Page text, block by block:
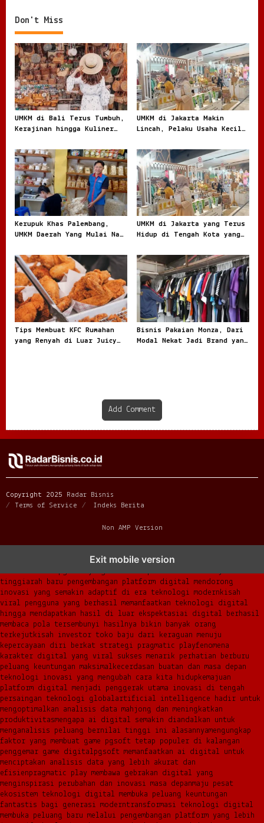
n
a
v
i
g
a
t
i
o
n
Don't Miss
UMKM di Bali Terus Tumbuh,
Kerajinan hingga Kuliner
UMKM di Jakarta Makin
Lincah, Pelaku Usaha Kecil
Besar
Kerupuk Khas Palembang,
UMKM Daerah Yang Mulai Naik
UMKM di Jakarta yang Terus
Hidup di Tengah Kota yang
Tips Membuat KFC Rumahan
yang Renyah di Luar Juicy
Bisnis Pakaian Monza, Dari
Modal Nekat Jadi Brand yang
Add Comment
Copyright 2025
Radar Bisnis
Terms of Service
Indeks Berita
Non AMP Version
Exit mobile version
dalam menghadirkan inovasi berkualitasai digital menjadi kunci
analisis data pgsoft yang lebih adaptif dan berkinerja
tinggiarah baru pengembangan platform digital mendorong
inovasi yang semakin adaptif di era teknologi modernkisah
viral pengguna yang berhasil memanfaatkan teknologi digital
hingga mendapatkan hasil di luar ekspektasiai digital berhasil
membaca pola tersembunyi hasilnya bikin banyak orang
terkejutkisah investor toko baju dari keraguan menuju
kepercayaan diri berkat strategi pragmatic playfenomena
karakter digital yang viral sukses menarik perhatian berburu
peluang keuntungan maksimalkecerdasan buatan dan masa depan
teknologi inovasi yang mengubah cara kita hidupkemajuan
platform digital menjadi penggerak utama inovasi di tengah
persaingan teknologi globalartificial intelligence hadir untuk
mengoptimalkan analisis data mahjong dan meningkatkan
produktivitasmengapa ai digital semakin diandalkan untuk
menganalisis peluang bernilai tinggi ini alasannyamengungkap
faktor yang membuat game pgsoft tetap populer di kalangan
penggemar game digitalpgsoft memanfaatkan ai digital untuk
menciptakan analisis data yang lebih akurat dan
efisienpragmatic play membawa gebrakan digital yang
menginspirasi perubahan dan inovasi masa depanmaju pesat
ekosistem teknologi digital membuka peluang keuntungan
fantastis bagi generasi moderntransformasi teknologi digital
membuka peluang baru melalui pengembangan platform yang lebih